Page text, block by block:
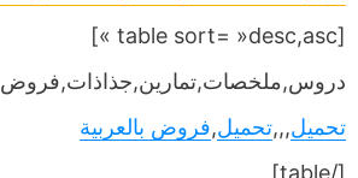
[table sort= »desc,asc »]
دروس,ملخصات,تمارين,جذاذات,فروض
تحميل,,,تحميل,فروض بالعربية
[/table]